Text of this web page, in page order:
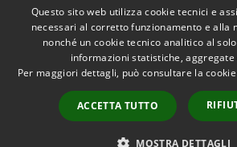
RSS
Accessibilità
Questo sito web utilizza cookie tecnici e
necessari al corretto funzionamento e alla
nonché un cookie tecnico analitico al
informazioni statistiche, aggregate
Per maggiori dettagli, può consultare la
ACCETTA TUTTO
MOSTRA DETTAGLI